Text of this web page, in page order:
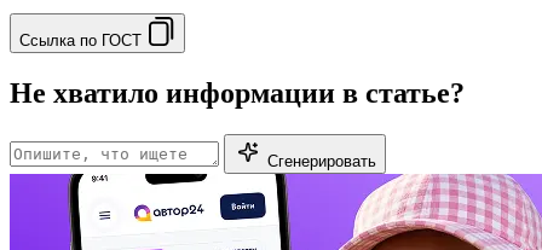
Ссылка по ГОСТ
Не хватило информации в статье?
Сгенерировать